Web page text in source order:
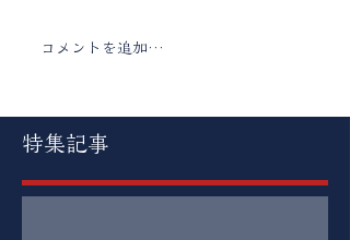
コメントを追加…
特集記事